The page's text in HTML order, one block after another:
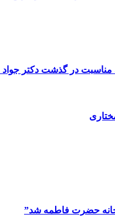
در گذشت دکتر جواد
حضرت فاطمه شد”